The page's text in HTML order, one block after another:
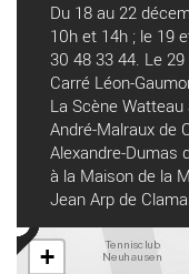
Du 18 au 22
10h et 14h ; le 19
30 48 33 44. Le
Carré Léon-
La Scène
André-Malraux de
Alexandre-Dumas
à la Maison de la
Jean Arp de
+